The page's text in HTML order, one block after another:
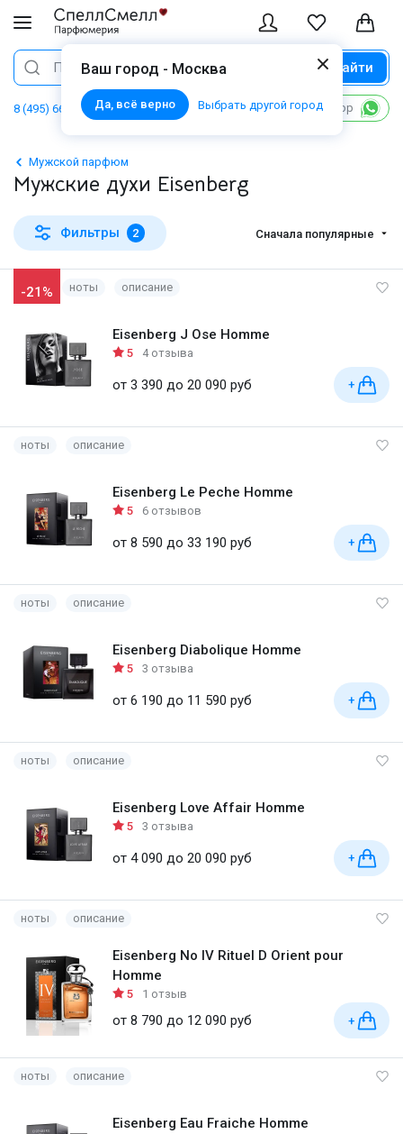
Ваш город - Москва
Да, всё верно Выбрать другой город
Поиск Найти
8 (495) 668 06 02 Написать в WhatsApp
Мужской парфюм
Мужские духи Eisenberg
Фильтры 2 Сначала популярные
-21% ноты описание
Eisenberg J Ose Homme
5 4 отзыва
от 3 390 до 20 090 руб +
ноты описание
Eisenberg Le Peche Homme
5 6 отзывов
от 8 590 до 33 190 руб +
ноты описание
Eisenberg Diabolique Homme
5 3 отзыва
от 6 190 до 11 590 руб +
ноты описание
Eisenberg Love Affair Homme
5 3 отзыва
от 4 090 до 20 090 руб +
ноты описание
Eisenberg No IV Rituel D Orient pour
Homme
5 1 отзыв
от 8 790 до 12 090 руб +
ноты описание
Eisenberg Eau Fraiche Homme